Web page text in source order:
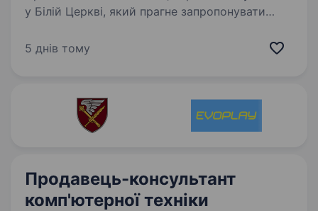
у Білій Церкві, який прагне запропонувати
а й найкращий сервіс. Ми відкриті до нового і
5 днів тому
Продавець-консультант
комп'ютерної техніки